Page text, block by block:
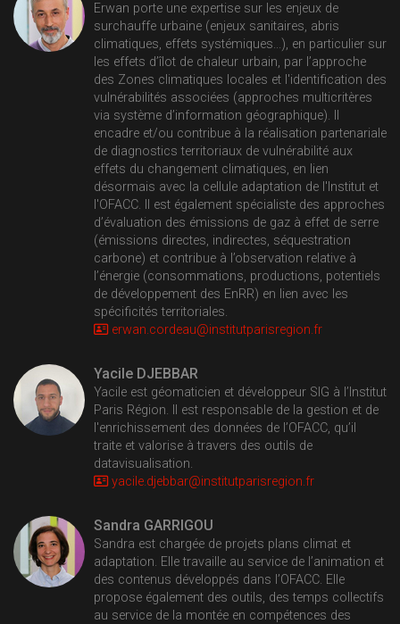
Erwan porte une expertise sur les enjeux de
surchauffe urbaine (enjeux sanitaires, abris
climatiques, effets systémiques...), en particulier sur
les effets d’îlot de chaleur urbain, par l’approche
des Zones climatiques locales et l'identification des
vulnérabilités associées (approches multicritères
via système d’information géographique). Il
encadre et/ou contribue à la réalisation partenariale
de diagnostics territoriaux de vulnérabilité aux
effets du changement climatiques, en lien
désormais avec la cellule adaptation de l'Institut et
l'OFACC. Il est également spécialiste des approches
d’évaluation des émissions de gaz à effet de serre
(émissions directes, indirectes, séquestration
carbone) et contribue à l’observation relative à
l’énergie (consommations, productions, potentiels
de développement des EnRR) en lien avec les
spécificités territoriales.
erwan.cordeau@institutparisregion.fr
Yacile DJEBBAR
Yacile est géomaticien et développeur SIG à l’Institut
Paris Région. Il est responsable de la gestion et de
l'enrichissement des données de l’OFACC, qu’il
traite et valorise à travers des outils de
datavisualisation.
yacile.djebbar@institutparisregion.fr
Sandra GARRIGOU
Sandra est chargée de projets plans climat et
adaptation. Elle travaille au service de l’animation et
des contenus développés dans l’OFACC. Elle
propose également des outils, des temps collectifs
au service de la montée en compétences des